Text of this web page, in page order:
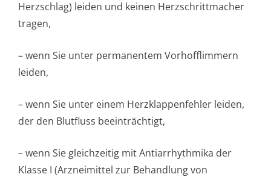
Herzschlag) leiden und keinen Herzschrittmacher
tragen,
– wenn Sie unter permanentem Vorhofflimmern
leiden,
– wenn Sie unter einem Herzklappenfehler leiden,
der den Blutfluss beeinträchtigt,
– wenn Sie gleichzeitig mit Antiarrhythmika der
Klasse I (Arzneimittel zur Behandlung von